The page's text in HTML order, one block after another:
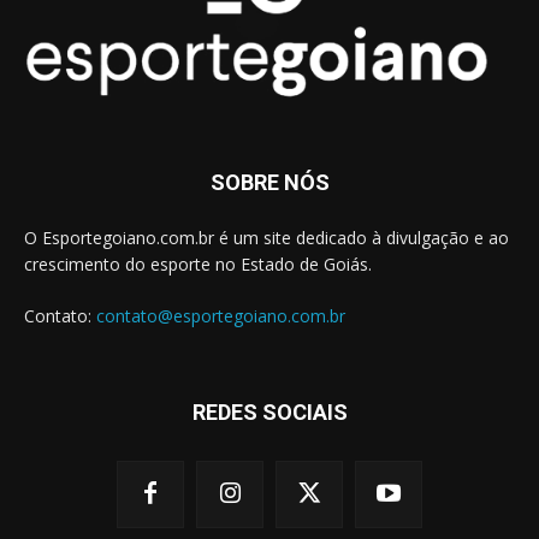
SOBRE NÓS
O Esportegoiano.com.br é um site dedicado à divulgação e ao
crescimento do esporte no Estado de Goiás.
Contato: contato@esportegoiano.com.br
REDES SOCIAIS